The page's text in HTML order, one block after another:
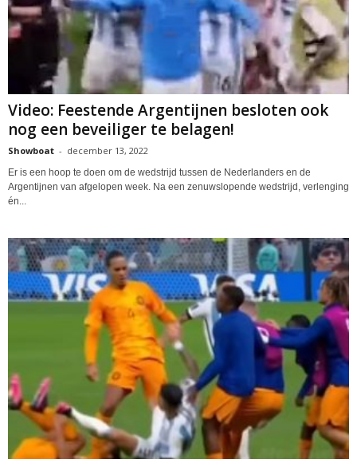
Video: Feestende Argentijnen besloten ook
nog een beveiliger te belagen!
Showboat - december 13, 2022
Er is een hoop te doen om de wedstrijd tussen de Nederlanders en de
Argentijnen van afgelopen week. Na een zenuwslopende wedstrijd, verlenging
én...